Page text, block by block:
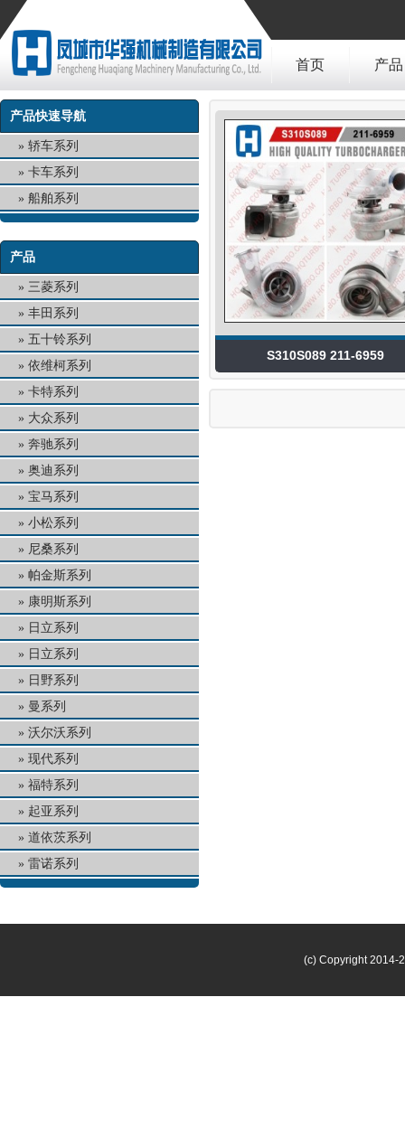
首页 产品
产品快速导航
轿车系列
卡车系列
船舶系列
产品
三菱系列
丰田系列
五十铃系列
依维柯系列
卡特系列
大众系列
奔驰系列
奥迪系列
宝马系列
小松系列
尼桑系列
帕金斯系列
康明斯系列
日立系列
日立系列
日野系列
曼系列
沃尔沃系列
现代系列
福特系列
起亚系列
道依茨系列
雷诺系列
S310S089 211-6959
(c) Copyright 2014-